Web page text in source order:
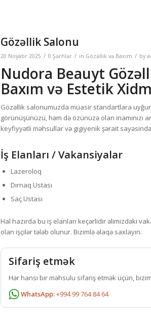
Gözəllik Salonu
20 Noyabr 2025 / 0 Şərhlər / in Gözəllik və Baxım / by
Nudora Beauyt
Baxım və Estetik
Gözəllik salonumuzda müasir standartlara
görünüşünüzü, həm də özünüzə olan inamınızı
keyfiyyətli məhsullar və gigiyenik şərait
İş Elanları / Vakansiyalar
Lazeroloq
Dırnaq Ustası
Saç Ustası
Hal hazırda bu iş elanları keçərlidir əlimizdəki
olan işçilər tələb olunur. Bizimlə əlaqə saxlayın.
Sifariş etmək
Hər hansı bir məhsulu sifariş etmək üçün,
WhatsApp:+994 99 764 84 64